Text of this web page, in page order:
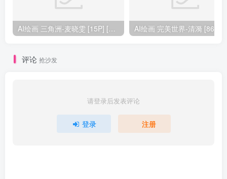
AI绘画 三角洲-麦晓雯 [15P] [57M]
评论 抢沙发
请登录后发表评论
登录 注册